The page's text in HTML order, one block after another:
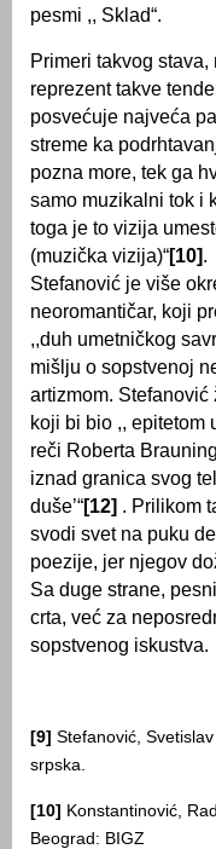
pesmi ,, Sklad“.
Primeri takvog
reprezent takve
posvećuje najveća
streme ka
pozna more, tek ga
samo muzikalni tok i
toga je to vizija
(muzička vizija)“[10].
Stefanović je više
neoromantičar, koji
,,duh umetničkog
mišlјu o sopstvenoj
artizmom.
koji bi bio ,, epitetom
reči Roberta
iznad granica svog
duše’“[12] . Prilikom
svodi svet na puku
poezije, jer njegov
Sa duge strane,
crta, već za
sopstvenog iskustva.
[9] Stefanović,
srpska.
[10] Konstantinović,
Beograd: BIGZ